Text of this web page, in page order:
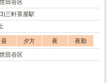
田谷区
三軒茶屋駅
昼 夕方 夜
夜勤
田谷区